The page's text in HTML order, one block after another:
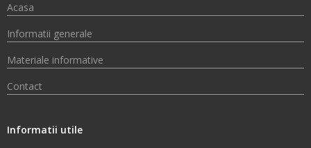
Acasa
Informatii generale
Materiale informative
Contact
Informatii utile